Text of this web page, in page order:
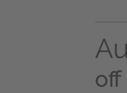
off